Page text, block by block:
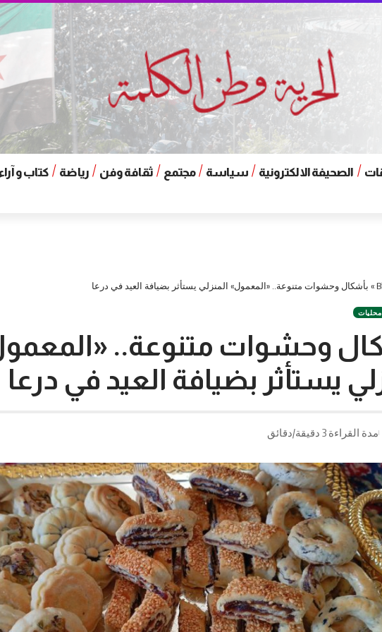
الصحيفة الالكترونية سياسة مجتمع ثقافة وفن رياضة
كتاب و
» بأشكال وحشوات متنوعة.. «المعمول» المنزلي يستأثر بضيافة العيد في درعا
محليات
وحشوات متنوعة..
يستأثر بضيافة العيد في درعا
مدة القراءة 3 دقيقة/دقائق